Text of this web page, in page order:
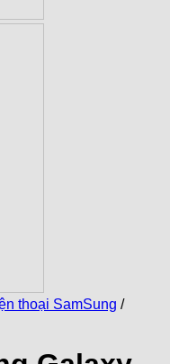
thoại SamSung /